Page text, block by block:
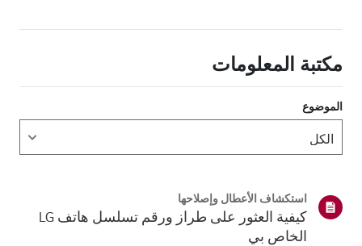
مكتبة المعلومات
الموضوع
استكشاف الأعطال وإصلاحها
كيفية العثور على طراز ورقم تسلسل هاتف LG
الخاص بي